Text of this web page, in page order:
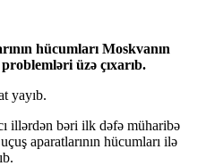
hücumları Moskvanın
üzə çıxarıb.
yayıb.
illərdən bəri ilk dəfə müharibə
aparatlarının hücumları ilə